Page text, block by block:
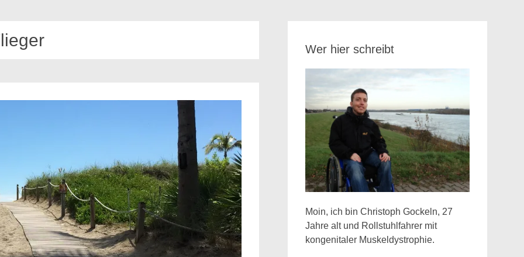
Wer hier schreibt
Moin, ich bin Christoph Gockeln, 27
Jahre alt und Rollstuhlfahrer mit
kongenitaler Muskeldystrophie.